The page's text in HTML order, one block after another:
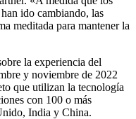
ido cambiando, las
meditada para mantener la
la experiencia del
y noviembre de 2022
que utilizan la tecnología
con 100 o más
India y China.